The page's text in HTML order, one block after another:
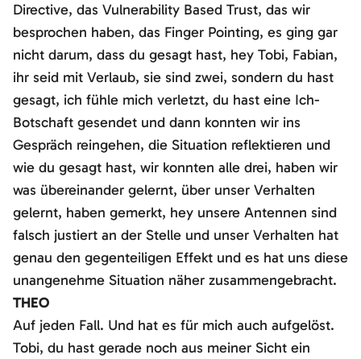
Directive, das Vulnerability Based Trust, das wir
besprochen haben, das Finger Pointing, es ging gar
nicht darum, dass du gesagt hast, hey Tobi, Fabian,
ihr seid mit Verlaub, sie sind zwei, sondern du hast
gesagt, ich fühle mich verletzt, du hast eine Ich-
Botschaft gesendet und dann konnten wir ins
Gespräch reingehen, die Situation reflektieren und
wie du gesagt hast, wir konnten alle drei, haben wir
was übereinander gelernt, über unser Verhalten
gelernt, haben gemerkt, hey unsere Antennen sind
falsch justiert an der Stelle und unser Verhalten hat
genau den gegenteiligen Effekt und es hat uns diese
unangenehme Situation näher zusammengebracht.
THEO
Auf jeden Fall. Und hat es für mich auch aufgelöst.
Tobi, du hast gerade noch aus meiner Sicht ein